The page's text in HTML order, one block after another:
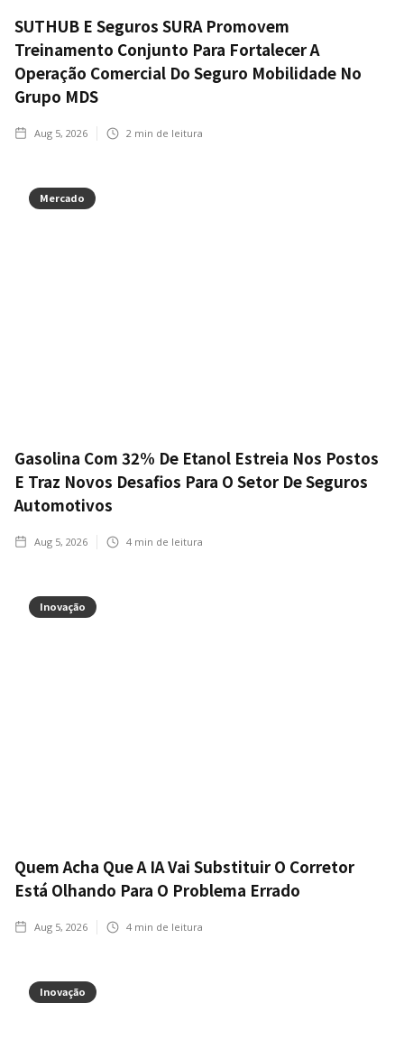
SUTHUB E Seguros SURA Promovem
Treinamento Conjunto Para Fortalecer A
Operação Comercial Do Seguro Mobilidade No
Grupo MDS
Aug 5, 2026 2 min de leitura
Mercado
Gasolina Com 32% De Etanol Estreia Nos Postos
E Traz Novos Desafios Para O Setor De Seguros
Automotivos
Aug 5, 2026 4 min de leitura
Inovação
Quem Acha Que A IA Vai Substituir O Corretor
Está Olhando Para O Problema Errado
Aug 5, 2026 4 min de leitura
Inovação